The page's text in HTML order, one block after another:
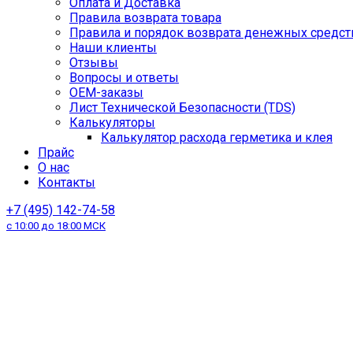
Правила возврата товара
Правила и порядок возврата денежных
Наши клиенты
Отзывы
Вопросы и ответы
OEM-заказы
Лист Технической Безопасности (TDS)
Калькуляторы
Калькулятор расхода герметика и клея
Прайс
О нас
Контакты
+7 (495) 142-74-58
с 10:00 до 18:00 МСК